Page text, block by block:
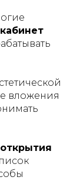
вложения